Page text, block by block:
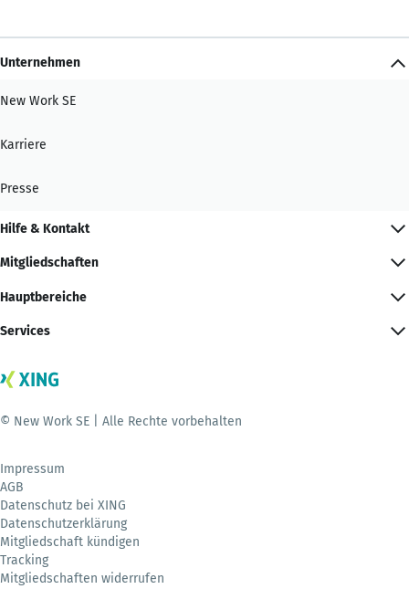
Unternehmen
New Work SE
Karriere
Presse
Hilfe & Kontakt
Mitgliedschaften
Hauptbereiche
Services
© New Work SE | Alle Rechte vorbehalten
Impressum
AGB
Datenschutz bei XING
Datenschutzerklärung
Mitgliedschaft kündigen
Tracking
Mitgliedschaften widerrufen